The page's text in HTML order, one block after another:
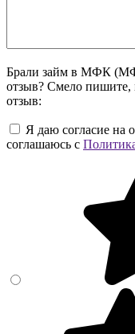
Брали займ в МФК
отзыв? Смело пишите,
отзыв:
Я даю согласие на
соглашаюсь c